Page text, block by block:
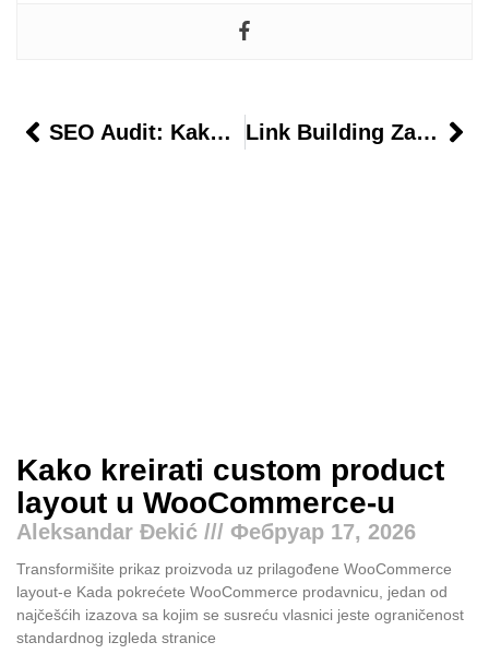
SEO Audit: Kako Provjeriti Zdravlje Svog Sajta I Pronaći Greške? Link Building Za Početnike: Kako Stvarati Kvalitetne Povratne Linkove?
Kako kreirati custom product
layout u WooCommerce-u
Aleksandar Đekić Фебруар 17, 2026
Transformišite prikaz proizvoda uz prilagođene WooCommerce
layout-e Kada pokrećete WooCommerce prodavnicu, jedan od
najčešćih izazova sa kojim se susreću vlasnici jeste ograničenost
standardnog izgleda stranice